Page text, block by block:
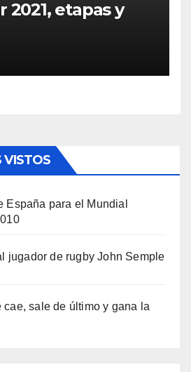
2021, etapas y
VISTOS
España para el Mundial
jugador de rugby John Semple
cae, sale de último y gana la